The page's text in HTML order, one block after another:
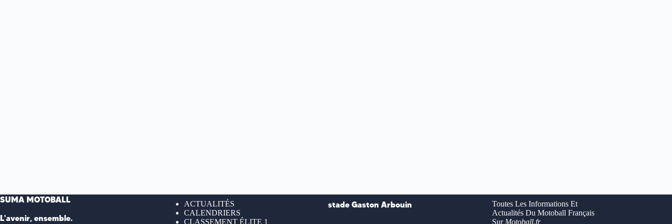
SUMA MOTOBALL
L'avenir, ensemble.
ACTUALITÉS
CALENDRIERS
CLASSEMENT ÉLITE 1
stade Gaston Arbouin
Toutes Les Informations Et
Actualités Du Motoball Français
Sur Motoball.fr